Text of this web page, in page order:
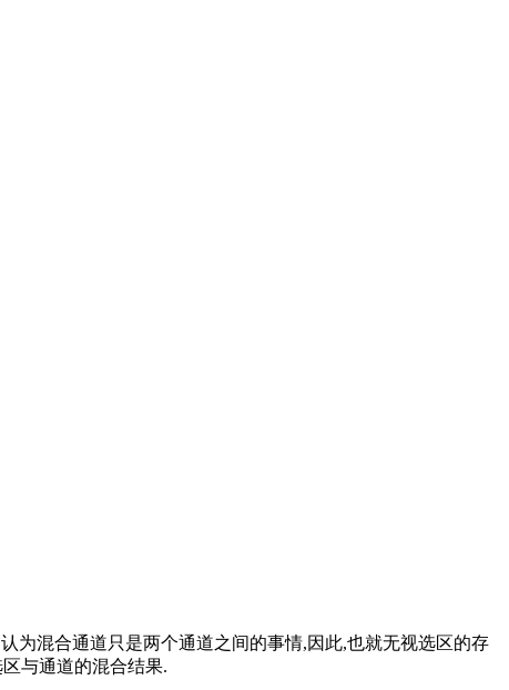
为混合通道只是两个通道之间的事情,因此,也就无视选区的存
与通道的混合结果.